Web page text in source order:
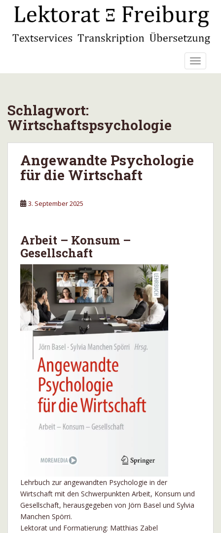
m
Schlagwort:
Wirtschaftspsychologie
Angewandte Psychologie
für die Wirtschaft
3. September 2025
Arbeit – Konsum –
Gesellschaft
Lehrbuch zur angewandten Psychologie in der
Wirtschaft mit den Schwerpunkten Arbeit, Konsum und
Gesellschaft, herausgegeben von Jörn Basel und Sylvia
Manchen Spörri.
Lektorat und Formatierung: Matthias Zabel